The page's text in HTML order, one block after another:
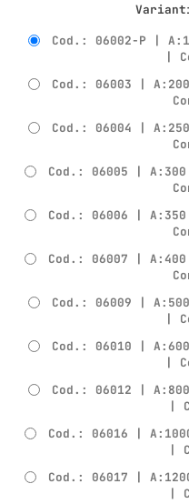
Cod.: 06002-P |
|
Cod.: 06003 |
Cod.: 06004 |
Cod.: 06005 |
Cod.: 06006 |
Cod.: 06007 |
Cod.: 06009 |
|
Cod.: 06010 |
|
Cod.: 06012 |
|
Cod.: 06016 |
|
Cod.: 06017 |
|